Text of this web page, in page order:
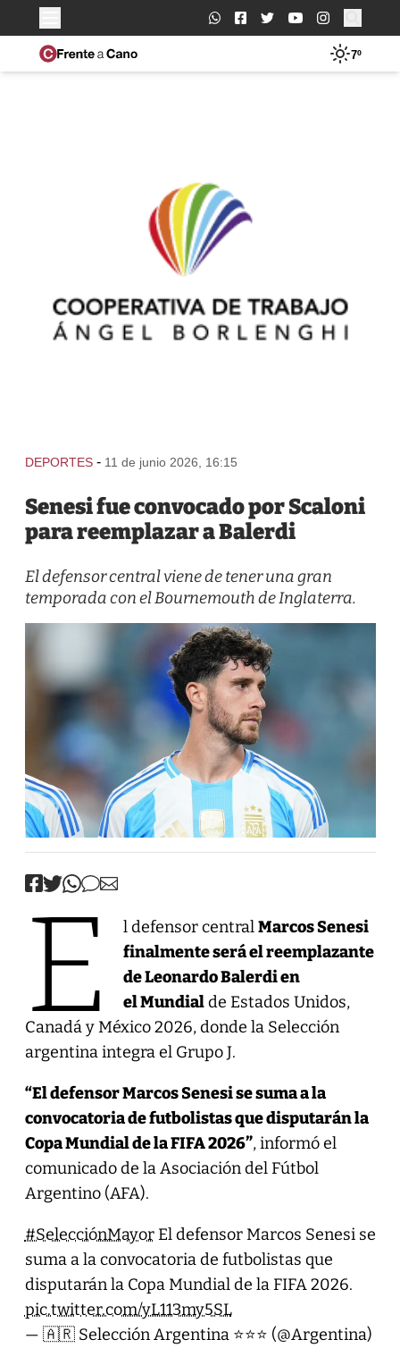
Buscar:
7º
DEPORTES - 11 de junio 2026, 16:15
Senesi fue convocado por Scaloni
para reemplazar a Balerdi
El defensor central viene de tener una gran
temporada con el Bournemouth de Inglaterra.
E l defensor centralMarcos Senesi
finalmente será el reemplazante
de Leonardo Balerdi en
el Mundialde Estados Unidos,
Canadá y México 2026, donde la Selección
argentina integra el Grupo J.
“El defensor Marcos Senesi se suma a la
convocatoria de futbolistas que disputarán la
Copa Mundial de la FIFA 2026”, informó el
comunicado de la Asociación del Fútbol
Argentino (AFA).
#SelecciónMayorEl defensor Marcos Senesi se
suma a la convocatoria de futbolistas que
disputarán la Copa Mundial de la FIFA 2026.
pic.twitter.com/yL113my5SL
— 🇦🇷 Selección Argentina ⭐⭐⭐ (@Argentina)